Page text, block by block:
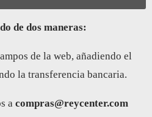
de dos maneras:
de la web, añadiendo el
la transferencia bancaria.
a compras@reycenter.com